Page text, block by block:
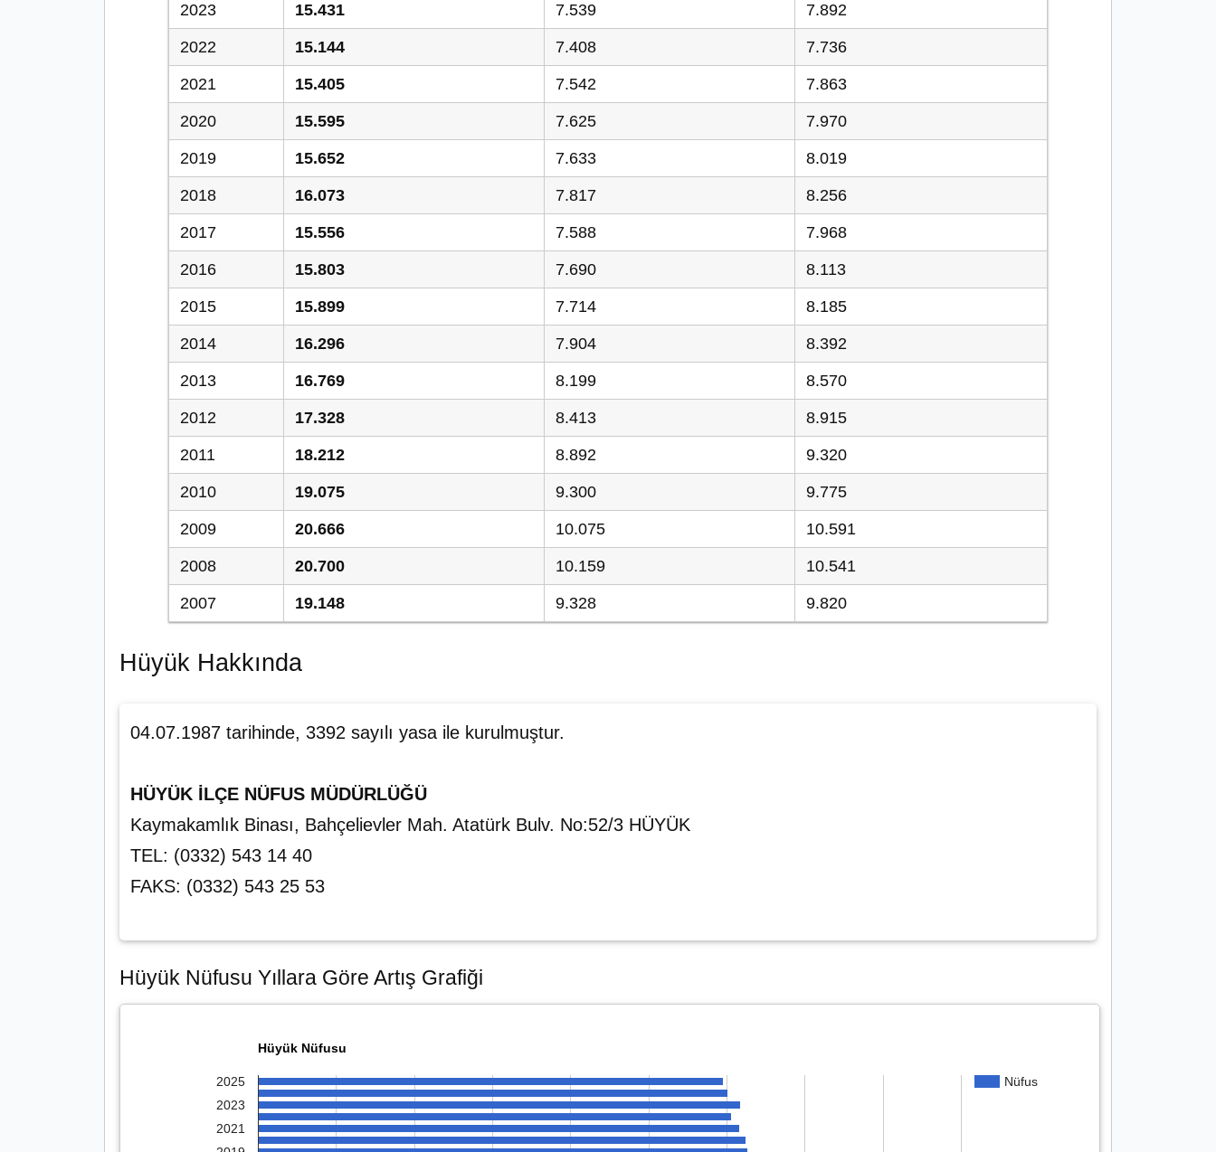
2023 15.431 7.539 7.892
2022 15.144 7.408 7.736
2021 15.405 7.542 7.863
2020 15.595 7.625 7.970
2019 15.652 7.633 8.019
2018 16.073 7.817 8.256
2017 15.556 7.588 7.968
2016 15.803 7.690 8.113
2015 15.899 7.714 8.185
2014 16.296 7.904 8.392
2013 16.769 8.199 8.570
2012 17.328 8.413 8.915
2011 18.212 8.892 9.320
2010 19.075 9.300 9.775
2009 20.666 10.075 10.591
2008 20.700 10.159 10.541
2007 19.148 9.328 9.820
Hüyük Hakkında
04.07.1987 tarihinde, 3392 sayılı yasa ile kurulmuştur.
HÜYÜK İLÇE NÜFUS MÜDÜRLÜĞÜ
Kaymakamlık Binası, Bahçelievler Mah. Atatürk Bulv. No:52/3 HÜYÜK
TEL: (0332) 543 14 40
FAKS: (0332) 543 25 53
Hüyük Nüfusu Yıllara Göre Artış Grafiği
Hüyük Nüfusu
Nüfus
2025
2023
2021